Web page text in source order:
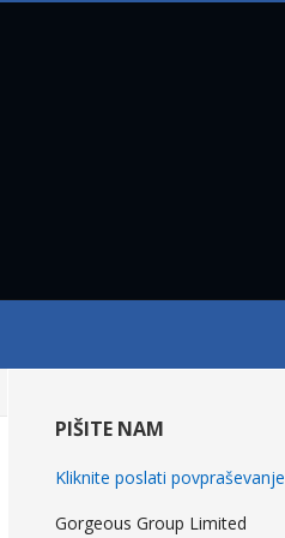
stranska
vrstica
PIŠITE NAM
Kliknite poslati povpraševanje
Gorgeous Group Limited